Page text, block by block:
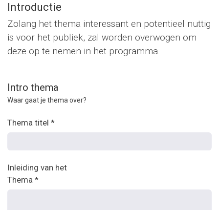
Introductie
Zolang het thema interessant en potentieel nuttig
is voor het publiek, zal worden overwogen om
deze op te nemen in het programma.
Intro thema
Waar gaat je thema over?
Thema titel *
Inleiding van het
Thema *